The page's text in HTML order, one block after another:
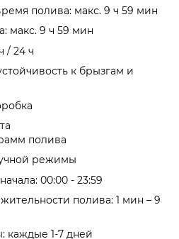
полива: макс. 9 ч 59 мин
макс. 9 ч 59 мин
/ 24 ч
к брызгам и
полива
режимы
00:00 - 23:59
полива: 1 мин – 9
каждые 1-7 дней